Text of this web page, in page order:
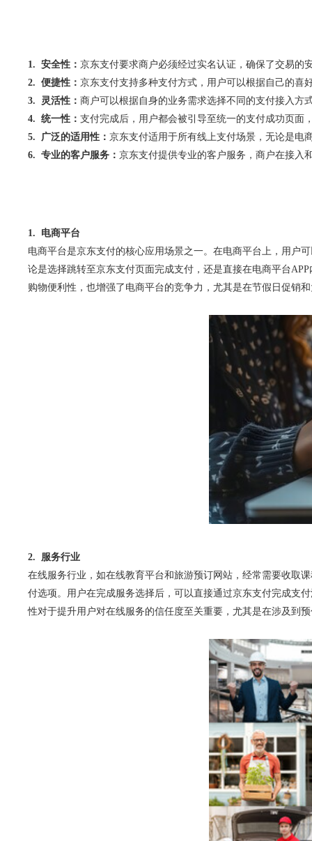
1. 安全性： 京东支付要求商户必须经过实名认证，确保了交易的
2. 便捷性： 京东支付支持多种支付方式，用户可以根据自己的喜
3. 灵活性： 商户可以根据自身的业务需求选择不同的支付接入方
4. 统一性： 支付完成后，用户都会被引导至统一的支付成功页面
5. 广泛的适用性： 京东支付适用于所有线上支付场景，无论是电
6. 专业的客户服务： 京东支付提供专业的客户服务，商户在接入
1. 电商平台
电商平台是京东支付的核心应用场景之一。在电商平台上，用户
论是选择跳转至京东支付页面完成支付，还是直接在电商平台
购物便利性，也增强了电商平台的竞争力，尤其是在节假日促销
2. 服务行业
在线服务行业，如在线教育平台和旅游预订网站，经常需要收取
付选项。用户在完成服务选择后，可以直接通过京东支付完成支
性对于提升用户对在线服务的信任度至关重要，尤其是在涉及到